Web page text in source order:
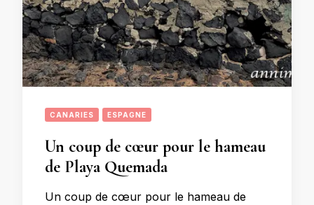
CANARIES ESPAGNE
Un coup de cœur pour le hameau
de Playa Quemada
Un coup de cœur pour le hameau de